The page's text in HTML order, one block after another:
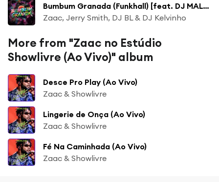
Bumbum Granada (Funkhall) [feat. DJ MALOKA ORIGINAL]
Zaac, Jerry Smith, DJ BL & DJ Kelvinho
More from "Zaac no Estúdio
Showlivre (Ao Vivo)" album
Desce Pro Play (Ao Vivo)
Zaac & Showlivre
Lingerie de Onça (Ao Vivo)
Zaac & Showlivre
Fé Na Caminhada (Ao Vivo)
Zaac & Showlivre